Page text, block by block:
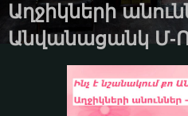
Աղջիկների
Անվանացանկ Մ-